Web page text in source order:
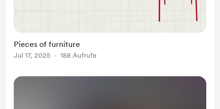
Pieces of furniture
Jul 17, 2025 188 Aufrufe